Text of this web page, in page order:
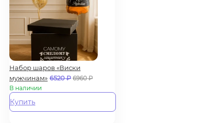
Набор шаров «Виски
мужчинам» 6520₽ 6960₽
В наличии
Купить